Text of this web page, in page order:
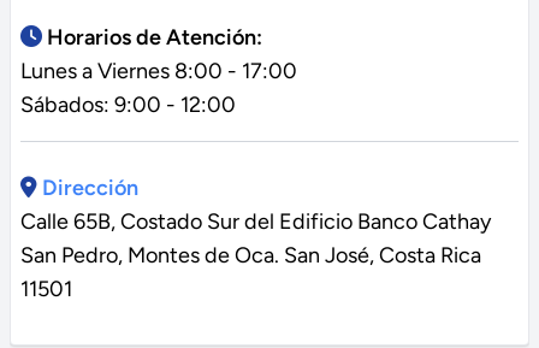
Horarios de Atención:
Lunes a Viernes 8:00 - 17:00
Sábados: 9:00 - 12:00
Dirección
Calle 65B, Costado Sur del Edificio Banco Cathay
San Pedro, Montes de Oca. San José, Costa Rica
11501